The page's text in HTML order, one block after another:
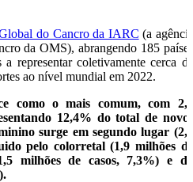
do Cancro da IARC (a agência
da OMS), abrangendo 185 países
representar coletivamente cerca de
ao nível mundial em 2022.
como o mais comum, com 2,5
12,4% do total de novos
surge em segundo lugar (2,3
pelo colorretal (1,9 milhões de
milhões de casos, 7,3%) e do